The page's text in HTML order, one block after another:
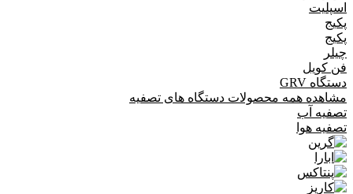
اسپلیت
پکیج
پکیج
چیلر
فن کویل
دستگاه GRV
مشاهده همه محصولات دستگاه های تصفیه
تصفیه آب
تصفیه هوا